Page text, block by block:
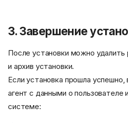
3. Завершение
После установки можно удалить
и архив установки.
Если установка прошла успешно,
агент с данными о пользователе
системе: